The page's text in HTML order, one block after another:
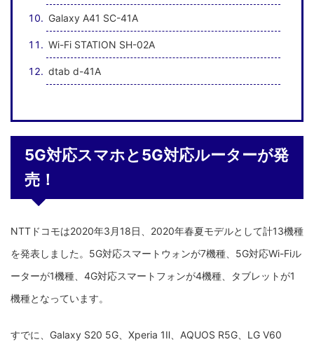
Galaxy A41 SC-41A
Wi-Fi STATION SH-02A
dtab d-41A
5G対応スマホと5G対応ルーターが発
売！
NTTドコモは2020年3月18日、2020年春夏モデルとして計13機種
を発表しました。5G対応スマートウォンが7機種、5G対応Wi-Fiル
ーターが1機種、4G対応スマートフォンが4機種、タブレットが1
機種となっています。
すでに、Galaxy S20 5G、Xperia 1Ⅱ、AQUOS R5G、LG V60